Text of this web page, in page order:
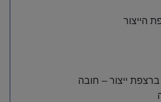
הייצור
ברצפת ייצור – חובה